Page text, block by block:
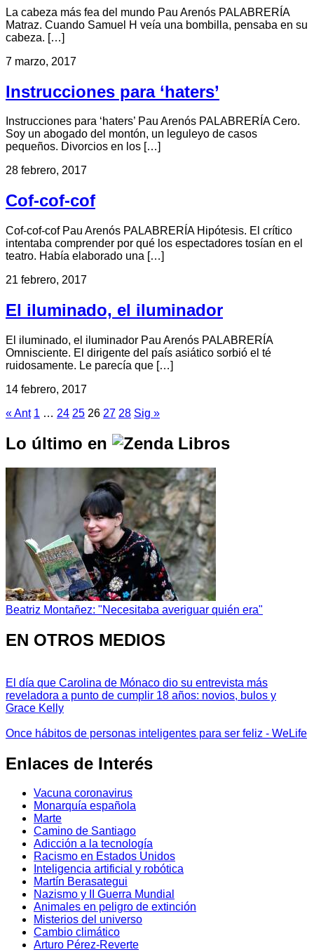
La cabeza más fea del mundo Pau Arenós PALABRERÍA
Matraz. Cuando Samuel H veía una bombilla, pensaba en su
cabeza. […]
7 marzo, 2017
Instrucciones para ‘haters’
Instrucciones para ‘haters’ Pau Arenós PALABRERÍA Cero.
Soy un abogado del montón, un leguleyo de casos
pequeños. Divorcios en los […]
28 febrero, 2017
Cof-cof-cof
Cof-cof-cof Pau Arenós PALABRERÍA Hipótesis. El crítico
intentaba comprender por qué los espectadores tosían en el
teatro. Había elaborado una […]
21 febrero, 2017
El iluminado, el iluminador
El iluminado, el iluminador Pau Arenós PALABRERÍA
Omnisciente. El dirigente del país asiático sorbió el té
ruidosamente. Le parecía que […]
14 febrero, 2017
« Ant 1 … 24 25 26 27 28 Sig »
Lo último en
Beatriz Montañez: "Necesitaba averiguar quién era"
EN OTROS MEDIOS
El día que Carolina de Mónaco dio su entrevista más
reveladora a punto de cumplir 18 años: novios, bulos y
Grace Kelly
Once hábitos de personas inteligentes para ser feliz - WeLife
Enlaces de Interés
Vacuna coronavirus
Monarquía española
Marte
Camino de Santiago
Adicción a la tecnología
Racismo en Estados Unidos
Inteligencia artificial y robótica
Martín Berasategui
Nazismo y II Guerra Mundial
Animales en peligro de extinción
Misterios del universo
Cambio climático
Arturo Pérez-Reverte